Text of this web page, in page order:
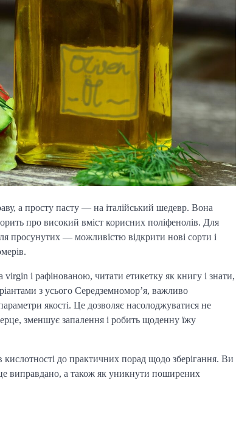
а просту пасту — на італійський шедевр. Вона
про високий вміст корисних поліфенолів. Для
просунутих — можливістю відкрити нові сорти і
і рафінованою, читати етикетку як книгу і знати,
з усього Середземномор’я, важливо
якості. Це дозволяє насолоджуватися не
зменшує запалення і робить щоденну їжу
кислотності до практичних порад щодо зберігання. Ви
виправдано, а також як уникнути поширених